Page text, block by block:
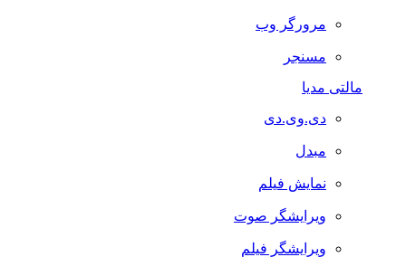
مرورگر وب
مسنجر
مالتی مدیا
دی.وی.دی
مبدل
نمایش فیلم
ویرایشگر صوت
ویرایشگر فیلم